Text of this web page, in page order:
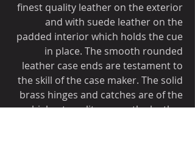
finest quality leather on the exterior
and with suede leather on the
padded interior which holds the cue
in place. The smooth rounded
leather case ends are testament to
the skill of the case maker. The solid
brass hinges and catches are of the
highest quality as are the leather